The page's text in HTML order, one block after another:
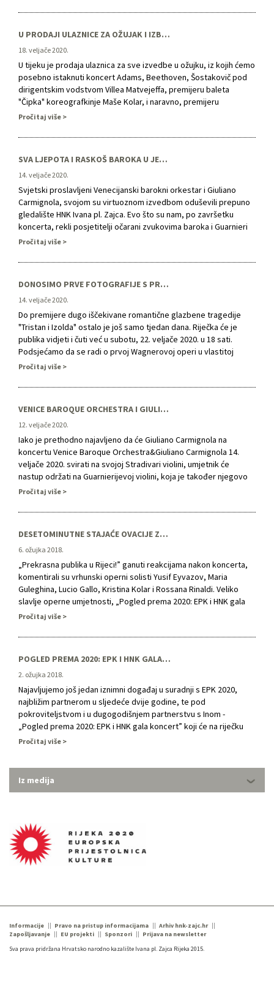
U PRODAJI ULAZNICE ZA OŽUJAK I IZBOR PROGRAMA ČAK DO KRAJA SEZONE!
18. veljače 2020.
U tijeku je prodaja ulaznica za sve izvedbe u ožujku, iz kojih ćemo
posebno istaknuti koncert Adams, Beethoven, Šostakovič pod
dirigentskim vodstvom Villea Matvejeffa, premijeru baleta
"Čipka" koreografkinje Maše Kolar, i naravno, premijeru
iščekivane predstave "Vježbanje života – drugi put /
novost je da smo …
Pročitaj više
SVA LJEPOTA I RASKOŠ BAROKA U JEDNOJ KONCERTNOJ VEČERI
14. veljače 2020.
Svjetski proslavljeni Venecijanski barokni orkestar i Giuliano
Carmignola, svojom su virtuoznom izvedbom oduševili prepuno
gledalište HNK Ivana pl. Zajca. Evo što su nam, po završetku
koncerta, rekli posjetitelji očarani zvukovima baroka i Guarnieri
violine maestra Carmignole: „Istinski sam oduševljena. Prava
posve autentičan, sviranje na starim instrumentima, s puno
Pročitaj više
DONOSIMO PRVE FOTOGRAFIJE S PROBE "TRISTANA I IZOLDE"
14. veljače 2020.
Do premijere dugo iščekivane romantične glazbene tragedije
"Tristan i Izolda" ostalo je još samo tjedan dana. Riječka će je
publika vidjeti i čuti već u subotu, 22. veljače 2020. u 18 sati.
Podsjećamo da se radi o prvoj Wagnerovoj operi u vlastitoj
riječkoj produkciji, povijesnom trenutku i ogromnom izazovu, te
Pročitaj više
VENICE BAROQUE ORCHESTRA I GIULIANO CARMIGNOLA NA GUARNIERIJEVOJ VIOLINI
12. veljače 2020.
Iako je prethodno najavljeno da će Giuliano Carmignola na
koncertu Venice Baroque Orchestra&Giuliano Carmignola 14.
veljače 2020. svirati na svojoj Stradivari violini, umjetnik će
nastup održati na Guarnierijevoj violini, koja je također njegovo
vlasništvo. Iako su obje violine izuzetno vrijedne i pripadaju redu
koji zbog ove promjene ne žele prisustvovati …
Pročitaj više
DESETOMINUTNE STAJAĆE OVACIJE ZA SVJETSKE OPERNE ZVIJEZDE U RIJECI!
6. ožujka 2018.
„Prekrasna publika u Rijeci!” ganuti reakcijama nakon koncerta,
komentirali su vrhunski operni solisti Yusif Eyvazov, Maria
Guleghina, Lucio Gallo, Kristina Kolar i Rossana Rinaldi. Veliko
slavlje operne umjetnosti, „Pogled prema 2020: EPK i HNK gala
koncert” zamišljen kao dvosatni koncert, uz iznimno moćne,
Matvejeffa i Marca Boemija …
Pročitaj više
POGLED PREMA 2020: EPK I HNK GALA KONCERT DOVODI U RIJEKU SVJETSKE OPERNE ZVIJEZDE
2. ožujka 2018.
Najavljujemo još jedan iznimni događaj u suradnji s EPK 2020,
najbližim partnerom u sljedeće dvije godine, te pod
pokroviteljstvom i u dugogodišnjem partnerstvu s Inom -
„Pogled prema 2020: EPK i HNK gala koncert” koji će na riječku
pozornicu dovesti istinske svjetske operne zvijezde u
Pročitaj više
Iz medija
Informacije Pravo na pristup informacijama
Arhiv hnk-zajc.hr
Zapošljavanje
EU projekti Sponzori
Prijava na newsletter
Sva prava pridržana Hrvatsko narodno kazalište Ivana pl. Zajca Rijeka 2015.